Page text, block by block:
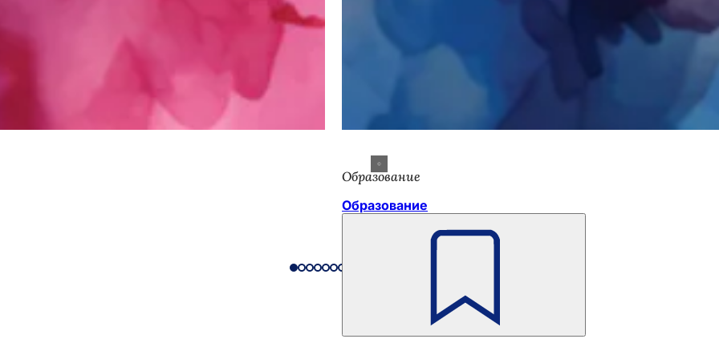
Образование
Образование